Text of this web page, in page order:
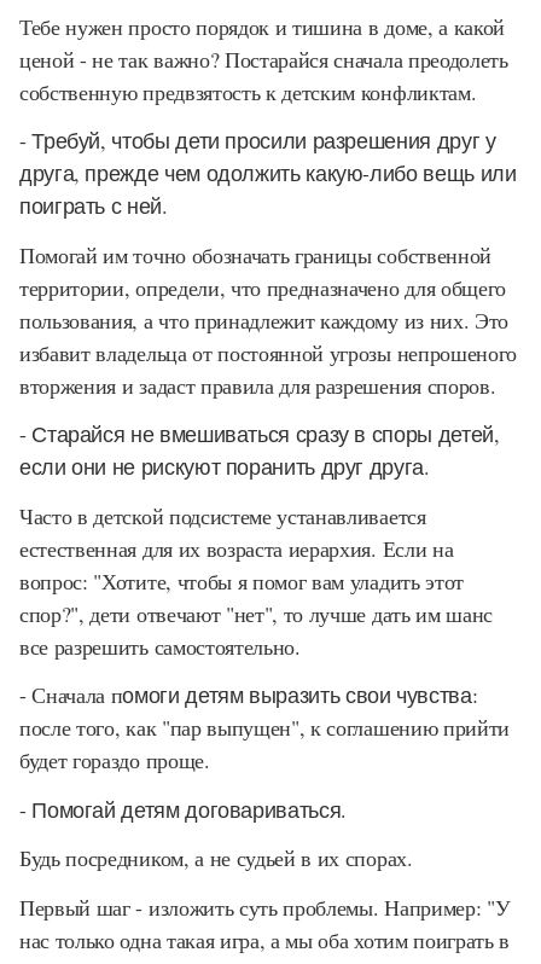
Тебе нужен просто порядок и тишина в доме, а какой
ценой - не так важно? Постарайся сначала преодолеть
собственную предвзятость к детским конфликтам.
- Требуй, чтобы дети просили разрешения друг у
друга, прежде чем одолжить какую-либо вещь или
поиграть с ней.
Помогай им точно обозначать границы собственной
территории, определи, что предназначено для общего
пользования, а что принадлежит каждому из них. Это
избавит владельца от постоянной угрозы непрошеного
вторжения и задаст правила для разрешения споров.
- Старайся не вмешиваться сразу в споры детей,
если они не рискуют поранить друг друга.
Часто в детской подсистеме устанавливается
естественная для их возраста иерархия. Если на
вопрос: "Хотите, чтобы я помог вам уладить этот
спор?", дети отвечают "нет", то лучше дать им шанс
все разрешить самостоятельно.
- Сначала помоги детям выразить свои чувства:
после того, как "пар выпущен", к соглашению прийти
будет гораздо проще.
- Помогай детям договариваться.
Будь посредником, а не судьей в их спорах.
Первый шаг - изложить суть проблемы. Например: "У
нас только одна такая игра, а мы оба хотим поиграть в